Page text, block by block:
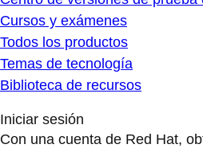
Cursos y exámenes
Todos los productos
Temas de tecnología
Biblioteca de recursos
Iniciar sesión
Con una cuenta de Red Hat,